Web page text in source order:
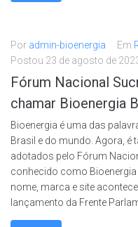
Por admin-bioenergia Em
Postou 23 de agosto de
Fórum Nacional
chamar Bioenergia
Bioenergia é uma das
Brasil e do mundo. Agora, é
adotados pelo Fórum
conhecido como
nome, marca e site
lançamento da Frente